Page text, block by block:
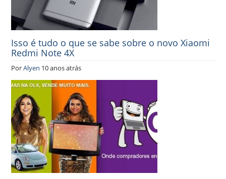
Isso é tudo o que se sabe sobre o novo Xiaomi
Redmi Note 4X
PorAlyen 10 anos atrás